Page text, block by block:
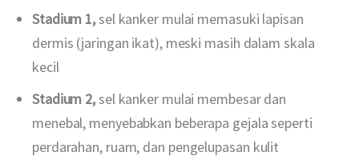
Stadium 1,sel kanker mulai memasuki lapisan
dermis (jaringan ikat), meski masih dalam skala
kecil
Stadium 2,sel kanker mulai membesar dan
menebal, menyebabkan beberapa gejala seperti
perdarahan, ruam, dan pengelupasan kulit